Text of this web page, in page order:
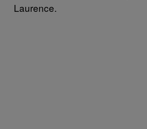
Laurence.